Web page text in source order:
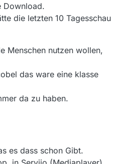
Download.
die letzten 10 Tagesschau
Menschen nutzen wollen,
das ware eine klasse
da zu haben.
es dass schon Gibt.